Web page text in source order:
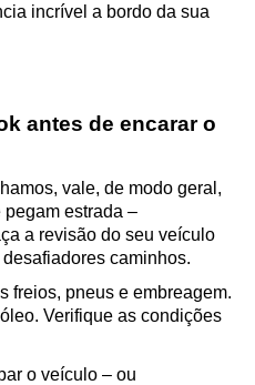
incrível a bordo da sua
vale, de modo geral,
pegam estrada –
a revisão do seu veículo
caminhos.
freios, pneus e embreagem.
Verifique as condições
o veículo – ou